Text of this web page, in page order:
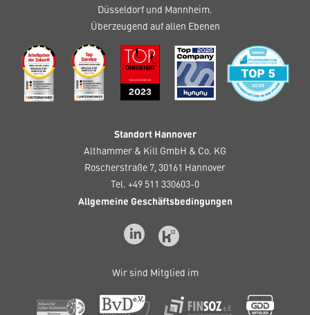
Düsseldorf und Mannheim.
Überzeugend auf allen Ebenen
Standort Hannover
Althammer & Kill GmbH & Co. KG
Roscherstraße 7, 30161 Hannover
Tel. +49 511 330603-0
Allgemeine Geschäftsbedingungen
Wir sind Mitglied im